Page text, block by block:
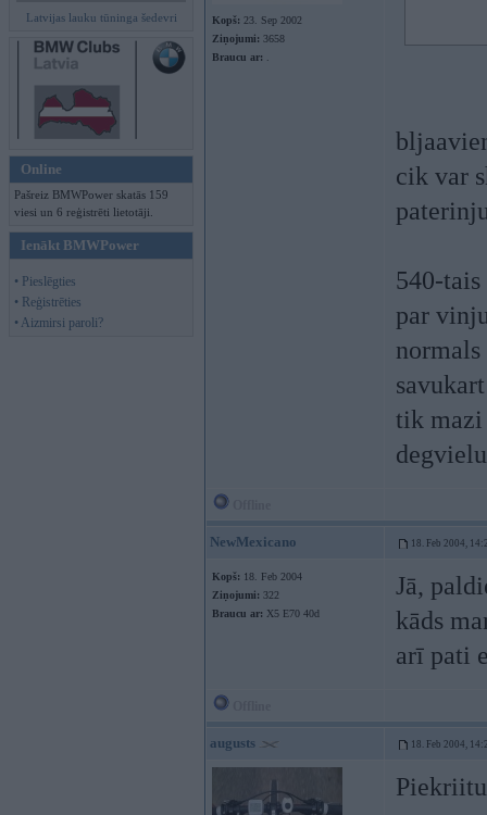
Latvijas lauku tūninga šedevri
Online
Pašreiz BMWPower skatās 159
viesi un 6 reģistrēti lietotāji.
Ienākt BMWPower
• Pieslēgties
• Reģistrēties
• Aizmirsi paroli?
Kopš: 23. Sep 2002
Ziņojumi: 3658
Braucu ar:
cik var
540-
par
tik mazi
NewMexicano 18. Feb 2004,
Kopš: 18. Feb 2004
Ziņojumi: 322
Braucu ar: X5 E70 40d
Jā,
kāds
arī pati
augusts 18. Feb 2004,